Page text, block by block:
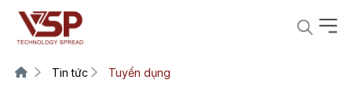
Tin tức Tuyển dụng